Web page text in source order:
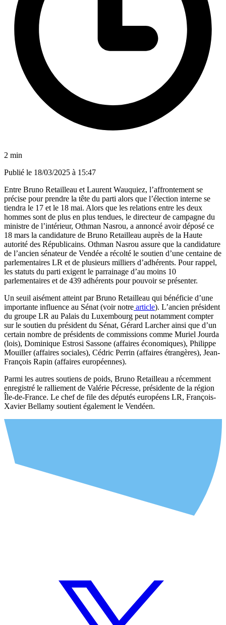
2 min
Publié le 18/03/2025 à 15:47
Entre Bruno Retailleau et Laurent Wauquiez, l’affrontement se
précise pour prendre la tête du parti alors que l’élection interne se
tiendra le 17 et le 18 mai. Alors que les relations entre les deux
hommes sont de plus en plus tendues, le directeur de campagne du
ministre de l’intérieur, Othman Nasrou, a annoncé avoir déposé ce
18 mars la candidature de Bruno Retailleau auprès de la Haute
autorité des Républicains. Othman Nasrou assure que la candidature
de l’ancien sénateur de Vendée a récolté le soutien d’une centaine de
parlementaires LR et de plusieurs milliers d’adhérents. Pour rappel,
les statuts du parti exigent le parrainage d’au moins 10
parlementaires et de 439 adhérents pour pouvoir se présenter.
Un seuil aisément atteint par Bruno Retailleau qui bénéficie d’une
importante influence au Sénat (voir notre article). L’ancien président
du groupe LR au Palais du Luxembourg peut notamment compter
sur le soutien du président du Sénat, Gérard Larcher ainsi que d’un
certain nombre de présidents de commissions comme Muriel Jourda
(lois), Dominique Estrosi Sassone (affaires économiques), Philippe
Mouiller (affaires sociales), Cédric Perrin (affaires étrangères), Jean-
François Rapin (affaires européennes).
Parmi les autres soutiens de poids, Bruno Retailleau a récemment
enregistré le ralliement de Valérie Pécresse, présidente de la région
Île-de-France. Le chef de file des députés européens LR, François-
Xavier Bellamy soutient également le Vendéen.